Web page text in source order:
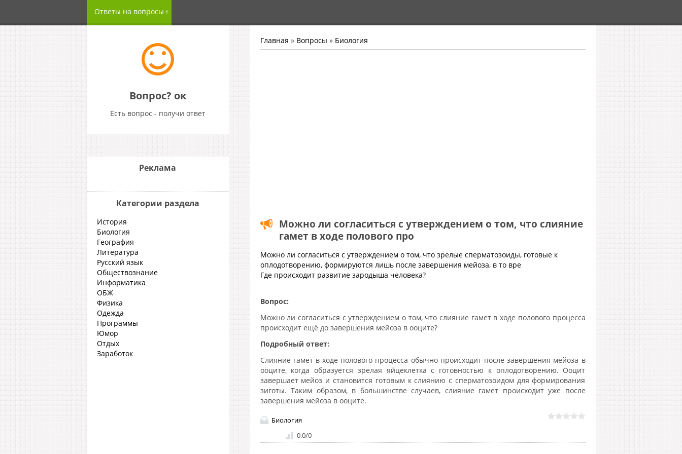
Ответы на вопросы
Вопрос? ок
Есть вопрос - получи ответ
Главная » Вопросы » Биология
Можно ли согласиться с утверждением о том, что слияние
гамет в ходе полового про
Можно ли согласиться с утверждением о том, что зрелые сперматозоиды, готовые к
оплодотворению, формируются лишь после завершения мейоза, в то вре
Где происходит развитие зародыша человека?
Вопрос:
Можно ли согласиться с утверждением о том, что слияние гамет в ходе полового процесса
происходит ещё до завершения мейоза в ооците?
Подробный ответ:
Слияние гамет в ходе полового процесса обычно происходит после завершения мейоза в
ооците, когда образуется зрелая яйцеклетка с готовностью к оплодотворению. Ооцит
завершает мейоз и становится готовым к слиянию с сперматозоидом для формирования
зиготы. Таким образом, в большинстве случаев, слияние гамет происходит уже после
завершения мейоза в ооците.
Биология
0.0/0
Реклама
Категории раздела
История
Биология
География
Литература
Русский язык
Обществознание
Информатика
ОБЖ
Физика
Одежда
Программы
Юмор
Отдых
Заработок